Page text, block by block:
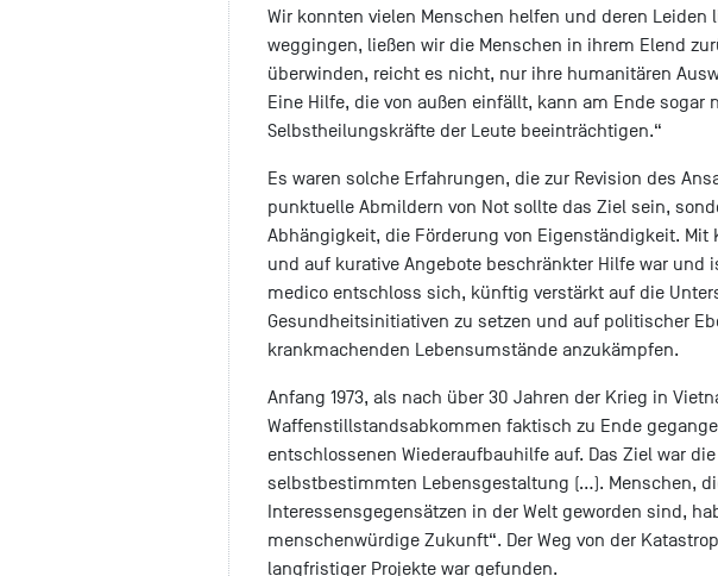
Wir konnten vielen Menschen helfen und deren Leiden
weggingen, ließen wir die Menschen in ihrem Elend
überwinden, reicht es nicht, nur ihre humanitären
Eine Hilfe, die von außen einfällt, kann am Ende sogar
Selbstheilungskräfte der Leute beeinträchtigen.“
Es waren solche Erfahrungen, die zur Revision des
punktuelle Abmildern von Not sollte das Ziel sein,
Abhängigkeit, die Förderung von Eigenständigkeit. Mit
und auf kurative Angebote beschränkter Hilfe war und
medico entschloss sich, künftig verstärkt auf die
Gesundheitsinitiativen zu setzen und auf politischer
krankmachenden Lebensumstände anzukämpfen.
Anfang 1973, als nach über 30 Jahren der Krieg in
Waffenstillstandsabkommen faktisch zu Ende
entschlossenen Wiederaufbauhilfe auf. Das Ziel war
selbstbestimmten Lebensgestaltung (…). Menschen,
Interessensgegensätzen in der Welt geworden sind,
menschenwürdige Zukunft“. Der Weg von der
langfristiger Projekte war gefunden.